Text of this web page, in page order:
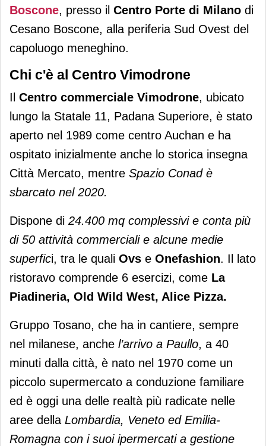
Boscone, presso il Centro Porte di Milano di
Cesano Boscone, alla periferia Sud Ovest del
capoluogo meneghino.
Chi c'è al Centro Vimodrone
Il Centro commerciale Vimodrone, ubicato
lungo la Statale 11, Padana Superiore, è stato
aperto nel 1989 come centro Auchan e ha
ospitato inizialmente anche lo storica insegna
Città Mercato, mentre Spazio Conad è
sbarcato nel 2020.
Dispone di 24.400 mq complessivi e conta più
di 50 attività commerciali e alcune medie
superfici, tra le quali Ovs e Onefashion. Il lato
ristoravo comprende 6 esercizi, come La
Piadineria, Old Wild West, Alice Pizza.
Gruppo Tosano, che ha in cantiere, sempre
nel milanese, anche l’arrivo a Paullo, a 40
minuti dalla città, è nato nel 1970 come un
piccolo supermercato a conduzione familiare
ed è oggi una delle realtà più radicate nelle
aree della Lombardia, Veneto ed Emilia-
Romagna con i suoi ipermercati a gestione